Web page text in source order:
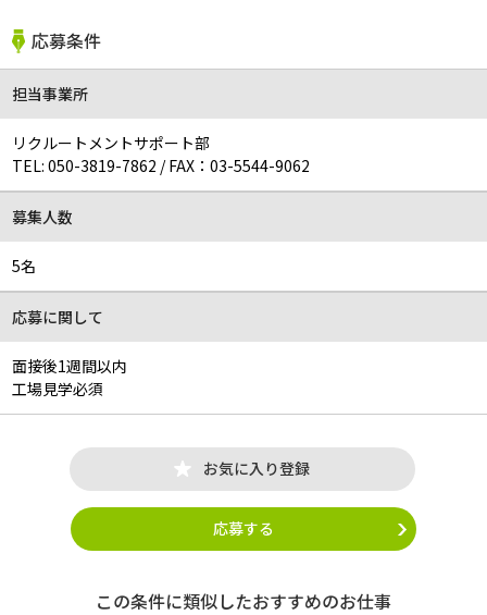
応募条件
担当事業所
リクルートメントサポート部
TEL:050-3819-7862 /FAX：03-5544-9062
募集人数
5名
応募に関して
面接後1週間以内
工場見学必須
お気に入り登録
応募する
この条件に類似したおすすめのお仕事